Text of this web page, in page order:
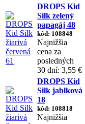
DROPS Kid
Silk zelený
papagáj 48
kód: 108848
Najnižšia
cena za
posledných
30 dní: 3,55 €
DROPS Kid
Silk jablková
18
kód: 108818
Najnižšia